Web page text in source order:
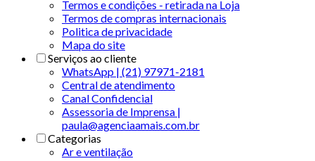
Termos e condições - retirada na Loja
Termos de compras internacionais
Politica de privacidade
Mapa do site
Serviços ao cliente
WhatsApp | (21) 97971-2181
Central de atendimento
Canal Confidencial
Assessoria de Imprensa |
paula@agenciaamais.com.br
Categorias
Ar e ventilação